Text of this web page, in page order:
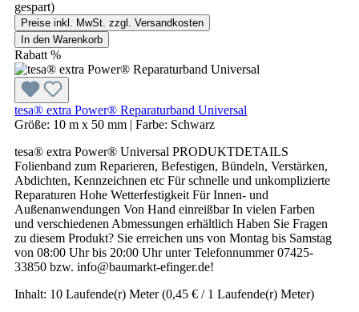
gespart)
Preise inkl. MwSt. zzgl. Versandkosten
In den Warenkorb
Rabatt %
tesa® extra Power® Reparaturband Universal
Größe: 10 m x 50 mm | Farbe: Schwarz
tesa® extra Power® Universal PRODUKTDETAILS
Folienband zum Reparieren, Befestigen, Bündeln, Verstärken,
Abdichten, Kennzeichnen etc Für schnelle und unkomplizierte
Reparaturen Hohe Wetterfestigkeit Für Innen- und
Außenanwendungen Von Hand einreißbar In vielen Farben
und verschiedenen Abmessungen erhältlich Haben Sie Fragen
zu diesem Produkt? Sie erreichen uns von Montag bis Samstag
von 08:00 Uhr bis 20:00 Uhr unter Telefonnummer 07425-
33850 bzw. info@baumarkt-efinger.de!
Inhalt: 10 Laufende(r) Meter(0,45 € / 1 Laufende(r) Meter)